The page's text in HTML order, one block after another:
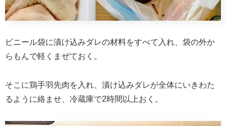
ビニール袋に漬け込みダレの材料をすべて入れ、袋の外か
らもんで軽くまぜておく。
そこに鶏手羽先肉を入れ、漬け込みダレが全体にいきわた
るように絡ませ、冷蔵庫で2時間以上おく。